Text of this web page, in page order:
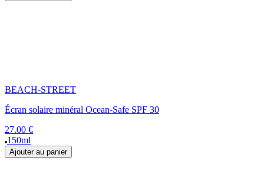
BEACH-STREET
Écran solaire minéral Ocean-Safe SPF 30
27.00 €
150ml
Ajouter au panier